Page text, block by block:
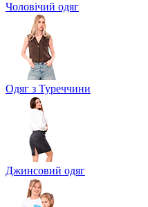
Чоловічий одяг
Одяг з Туреччини
Джинсовий одяг